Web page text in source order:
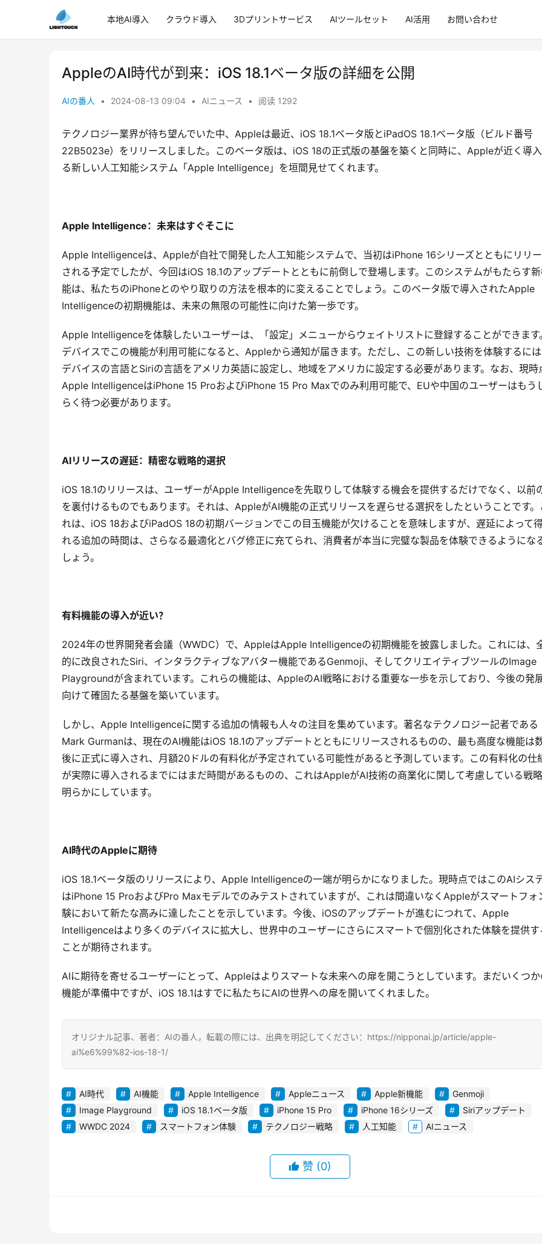
本地AI導入 クラウド導入 3Dプリントサービス AIツールセット AI活用 お問い合わせ
AppleのAI時代が到来：iOS 18.1ベータ版の詳細を公開
AIの番人 • 2024-08-13 09:04 • AIニュース • 阅读 1292
テクノロジー業界が待ち望んでいた中、Appleは最近、iOS 18.1ベータ版とiPadOS 18.1ベータ版（ビルド番号
22B5023e）をリリースしました。このベータ版は、iOS 18の正式版の基盤を築くと同時に、Appleが近く導
る新しい人工知能システム「Apple Intelligence」を垣間見せてくれます。
Apple Intelligence：未来はすぐそこに
Apple Intelligenceは、Appleが自社で開発した人工知能システムで、当初はiPhone 16シリーズとともにリリ
される予定でしたが、今回はiOS 18.1のアップデートとともに前倒しで登場します。このシステムがもたらす
能は、私たちのiPhoneとのやり取りの方法を根本的に変えることでしょう。このベータ版で導入されたApple
Intelligenceの初期機能は、未来の無限の可能性に向けた第一歩です。
Apple Intelligenceを体験したいユーザーは、「設定」メニューからウェイトリストに登録することができます。
デバイスでこの機能が利用可能になると、Appleから通知が届きます。ただし、この新しい技術を体験するには
デバイスの言語とSiriの言語をアメリカ英語に設定し、地域をアメリカに設定する必要があります。なお、現時
Apple IntelligenceはiPhone 15 ProおよびiPhone 15 Pro Maxでのみ利用可能で、EUや中国のユーザーはもう
らく待つ必要があります。
AIリリースの遅延：精密な戦略的選択
iOS 18.1のリリースは、ユーザーがApple Intelligenceを先取りして体験する機会を提供するだけでなく、以前
を裏付けるものでもあります。それは、AppleがAI機能の正式リリースを遅らせる選択をしたということです。
れは、iOS 18およびiPadOS 18の初期バージョンでこの目玉機能が欠けることを意味しますが、遅延によって
れる追加の時間は、さらなる最適化とバグ修正に充てられ、消費者が本当に完璧な製品を体験できるようにな
しょう。
有料機能の導入が近い？
2024年の世界開発者会議（WWDC）で、AppleはApple Intelligenceの初期機能を披露しました。これには、
的に改良されたSiri、インタラクティブなアバター機能であるGenmoji、そしてクリエイティブツールのImage
Playgroundが含まれています。これらの機能は、AppleのAI戦略における重要な一歩を示しており、今後の発
向けて確固たる基盤を築いています。
しかし、Apple Intelligenceに関する追加の情報も人々の注目を集めています。著名なテクノロジー記者である
Mark Gurmanは、現在のAI機能はiOS 18.1のアップデートとともにリリースされるものの、最も高度な機能は
後に正式に導入され、月額20ドルの有料化が予定されている可能性があると予測しています。この有料化の仕
が実際に導入されるまでにはまだ時間があるものの、これはAppleがAI技術の商業化に関して考慮している戦
明らかにしています。
AI時代のAppleに期待
iOS 18.1ベータ版のリリースにより、Apple Intelligenceの一端が明らかになりました。現時点ではこのAIシス
はiPhone 15 ProおよびPro Maxモデルでのみテストされていますが、これは間違いなくAppleがスマートフォ
験において新たな高みに達したことを示しています。今後、iOSのアップデートが進むにつれて、Apple
Intelligenceはより多くのデバイスに拡大し、世界中のユーザーにさらにスマートで個別化された体験を提供す
ことが期待されます。
AIに期待を寄せるユーザーにとって、Appleはよりスマートな未来への扉を開こうとしています。まだいくつか
機能が準備中ですが、iOS 18.1はすでに私たちにAIの世界への扉を開いてくれました。
オリジナル記事、著者：AIの番人，転載の際には、出典を明記してください：https://nipponai.jp/article/apple-
ai%e6%99%82-ios-18-1/
AI時代 AI機能 Apple Intelligence Appleニュース Apple新機能
Genmoji
Image Playground
iOS 18.1ベータ版 iPhone 15 Pro iPhone 16シリーズ
Siriアップデート
WWDC 2024
スマートフォン体験 テクノロジー戦略 人工知能 AIニュース
赞 (0)